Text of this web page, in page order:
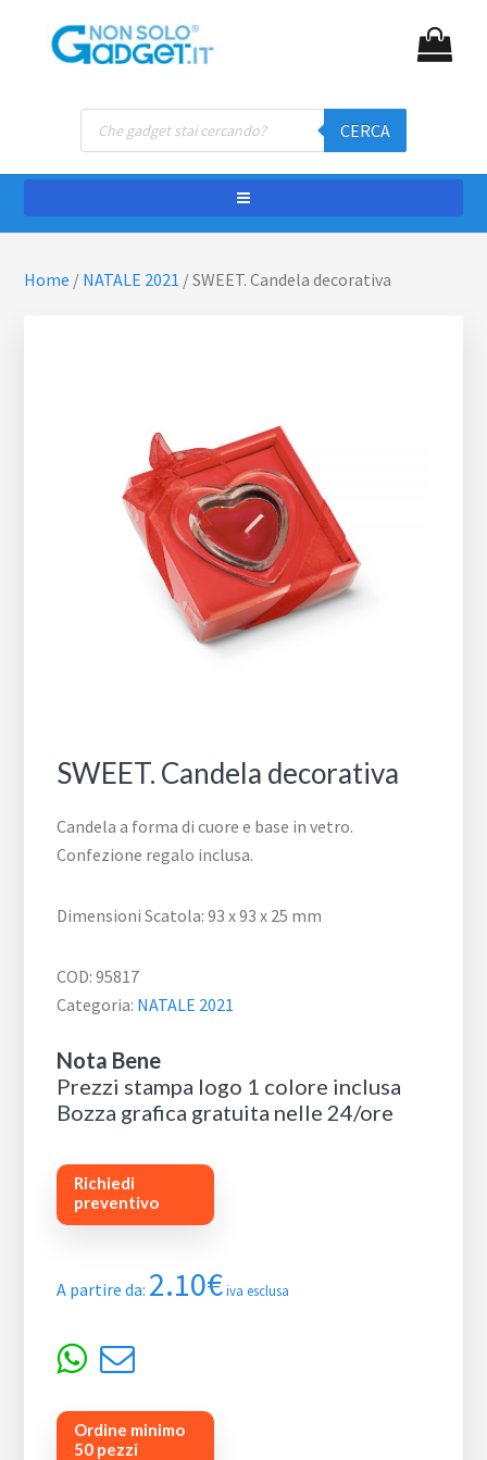
contenuto
NON SOLO GADGET
Gadget personalizzati
Ricerca
prodotti
CERCA
Home / NATALE 2021 /SWEET. Candela decorativa
SWEET. Candela decorativa
Candela a forma di cuore e base in vetro.
Confezione regalo inclusa.
Dimensioni Scatola: 93 x 93 x 25 mm
COD:95817
Categoria: NATALE 2021
Nota Bene
Prezzi stampa logo 1 colore inclusa
Bozza grafica gratuita nelle 24/ore
Richiedi
preventivo
A partire da: 2.10€ iva esclusa
Ordine minimo
50 pezzi